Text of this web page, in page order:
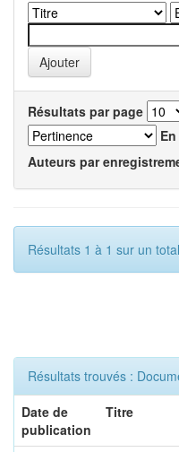
Résultats par page
Auteurs par
Résultats 1 à 1 sur un
Résultats trouvés :
Date de
publication
Titre